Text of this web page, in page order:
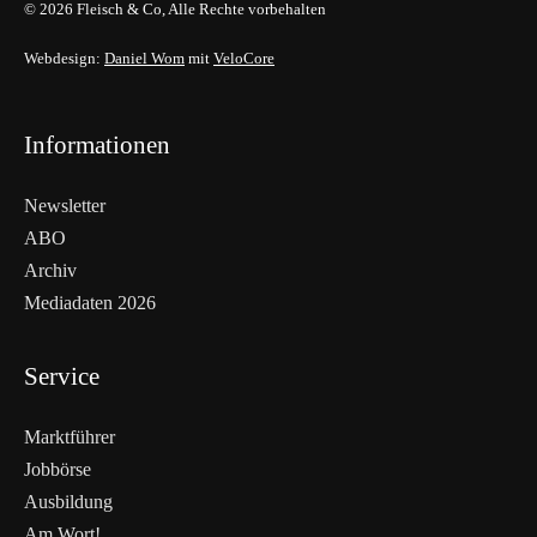
© 2026 Fleisch & Co, Alle Rechte vorbehalten
Webdesign: Daniel Wom mit VeloCore
Informationen
Newsletter
ABO
Archiv
Mediadaten 2026
Service
Marktführer
Jobbörse
Ausbildung